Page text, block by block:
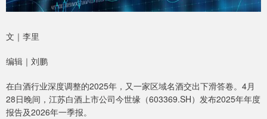
文｜李里
编辑｜刘鹏
在白酒行业深度调整的2025年，又一家区域名酒交出下滑答卷。4月
28日晚间，江苏白酒上市公司今世缘（603369.SH）发布2025年年度
报告及2026年一季报。